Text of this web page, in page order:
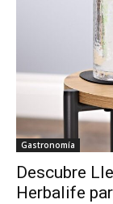
Gastronomía
Descubre
Herbalife